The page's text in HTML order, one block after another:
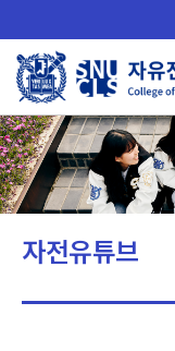
로
메
뉴
자전유튜브